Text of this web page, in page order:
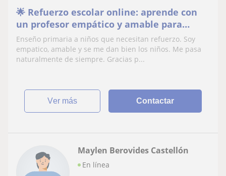
🌟 Refuerzo escolar online: aprende con
un profesor empático y amable para
Primaria
Enseño primaria a niños que necesitan refuerzo. Soy
empatico, amable y se me dan bien los niños. Me pasa
naturalmente de siempre. Gracias p...
ver más Contactar
Maylen Berovides Castellón
En línea